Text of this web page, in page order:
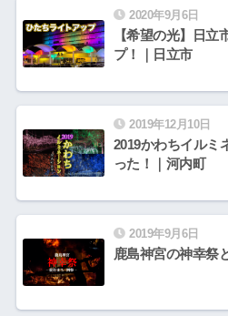
2020年9月6日
【希望の光】日立
プ！｜日立市
2019年12月10日
2019かわちイルミ
った！｜河内町
2019年9月6日
鹿島神宮の神幸祭